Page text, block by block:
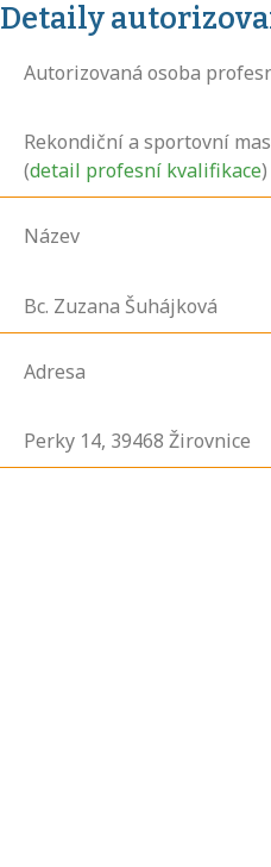
Detaily
Autorizovaná osoba
Rekondiční a sportovní
(detail profesní kvalifikace)
Název
Bc. Zuzana Šuhájková
Adresa
Perky 14, 39468 Žirovnice